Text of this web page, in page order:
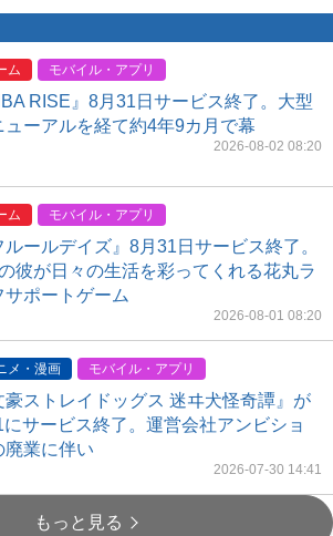
ム モバイル・アプリ
RISE』8月31日サービス終了。大型
ューアルを経て約4年9カ月で幕
2026-08-02 08:20
ム モバイル・アプリ
ルールデイズ』8月31日サービス終了。
彼が日々の生活を彩ってくれる花丸ラ
サポートゲーム
2026-08-01 08:20
メ・漫画 モバイル・アプリ
豪ストレイドッグス 迷ヰ犬怪奇譚』が
にサービス終了。運営会社アンビショ
廃業に伴い
2026-07-30 14:41
もっと見る